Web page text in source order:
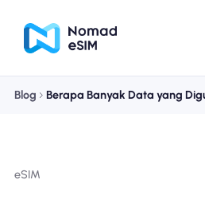
Blog
eSIM